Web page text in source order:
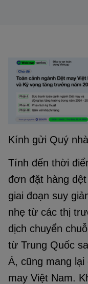
Kính gửi Quý
Tính đến thời
đơn đặt hàng
giai đoạn suy
nhẹ từ các thị
dịch chuyển
từ Trung Quốc
Á, cũng mang
may Việt Nam.